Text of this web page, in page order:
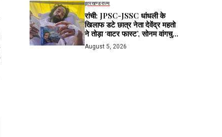
झारखण्डराज्य
रांची: JPSC-JSSC धांधली के
खिलाफ डटे छात्र नेता देवेंद्र महतो
ने तोड़ा ‘वाटर फास्ट’, सोनम वांगचुक
से लाइव बात के बाद मानी अपील; भूख
हड़ताल जारी
August 5, 2026